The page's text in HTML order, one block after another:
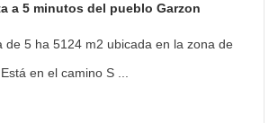
a 5 minutos del pueblo Garzon
de 5 ha 5124 m2 ubicada en la zona de
en el camino S ...